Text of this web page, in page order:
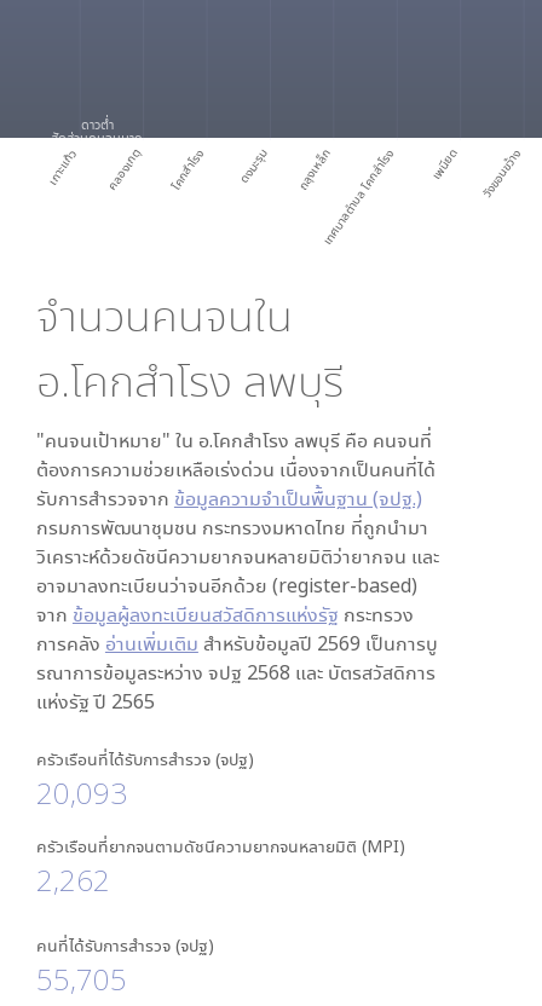
เกาะแก้ว คลองเกตุ โคกสำโรง ดงมะรุม ถลุงเหล็กเทศบาลตำบล โคกสำโรง เพนียด วังขอนขว้าง
ดาวต่ำ
สัดส่วนคนจนมาก
จำนวนคนจนใน
อ.โคกสำโรง ลพบุรี
"คนจนเป้าหมาย" ใน อ.โคกสำโรง ลพบุรี คือ คนจนที่
ต้องการความช่วยเหลือเร่งด่วน เนื่องจากเป็นคนที่ได้
รับการสำรวจจาก ข้อมูลความจำเป็นพื้นฐาน (จปฐ.)
กรมการพัฒนาชุมชน กระทรวงมหาดไทย ที่ถูกนำมา
วิเคราะห์ด้วยดัชนีความยากจนหลายมิติว่ายากจน และ
อาจมาลงทะเบียนว่าจนอีกด้วย (register-based)
จาก ข้อมูลผู้ลงทะเบียนสวัสดิการแห่งรัฐ กระทรวง
การคลัง อ่านเพิ่มเติม สำหรับข้อมูลปี 2569 เป็นการบู
รณาการข้อมูลระหว่าง จปฐ 2568 และ บัตรสวัสดิการ
แห่งรัฐ ปี 2565
ครัวเรือนที่ได้รับการสำรวจ (จปฐ)
20,093
ครัวเรือนที่ยากจนตามดัชนีความยากจนหลายมิติ (MPI)
2,262
คนที่ได้รับการสำรวจ (จปฐ)
55,705